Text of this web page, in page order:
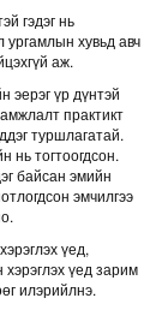
гэдэг нь
ургамлын хувьд авч
аж.
эерэг үр дүнтэй
практикт
туршлагатай.
нь тогтоогдсон.
байсан эмийн
эмчилгээ
үед,
хэрэглэх үед зарим
илэрийлнэ.